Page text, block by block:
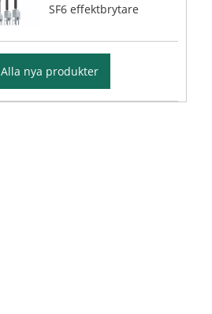
SF6 effektbrytare
Alla nya produkter